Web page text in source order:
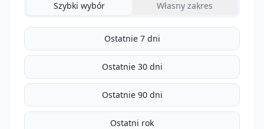
Szybki wybór Własny zakres
Ostatnie 7 dni
Ostatnie 30 dni
Ostatnie 90 dni
Ostatni rok